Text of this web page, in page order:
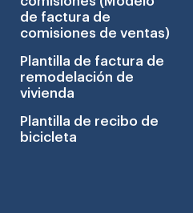
de factura de
comisiones de ventas)
Plantilla de factura de
remodelación de
vivienda
Plantilla de recibo de
bicicleta